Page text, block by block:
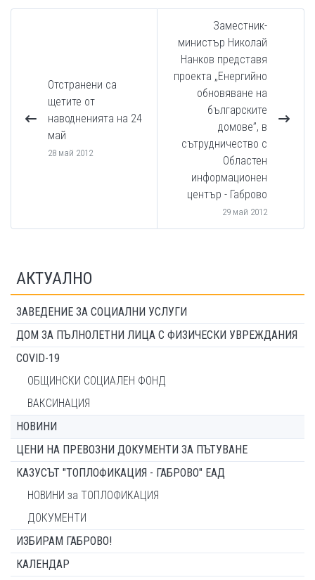
Отстранени са
щетите от
наводненията на 24
май
28 май 2012
Заместник-
министър Николай
Нанков представя
проекта „Енергийно
обновяване на
българските
домове”, в
сътрудничество с
Областен
информационен
център - Габрово
29 май 2012
АКТУАЛНО
ЗАВЕДЕНИЕ ЗА СОЦИАЛНИ УСЛУГИ
ДОМ ЗА ПЪЛНОЛЕТНИ ЛИЦА С ФИЗИЧЕСКИ УВРЕЖДАНИЯ
COVID-19
ОБЩИНСКИ СОЦИАЛЕН ФОНД
ВАКСИНАЦИЯ
НОВИНИ
ЦЕНИ НА ПРЕВОЗНИ ДОКУМЕНТИ ЗА ПЪТУВАНЕ
КАЗУСЪТ "ТОПЛОФИКАЦИЯ - ГАБРОВО" ЕАД
НОВИНИ за ТОПЛОФИКАЦИЯ
ДОКУМЕНТИ
ИЗБИРАМ ГАБРОВО!
КАЛЕНДАР